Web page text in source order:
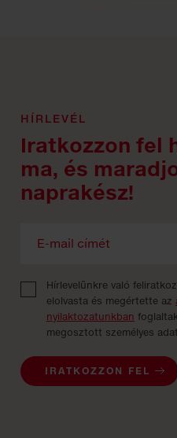
HÍRLEVÉL
Iratkozzon fel
ma, és
naprakész!
Hírlevelünkre való
elolvasta és megértette az
nyilaktozatunkban
megosztott személyes
IRATKOZZON FEL